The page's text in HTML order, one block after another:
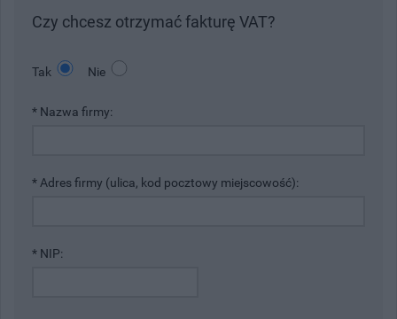
Czy chcesz otrzymać fakturę VAT?
Tak Nie
* Nazwa firmy:
* Adres firmy (ulica, kod pocztowy miejscowość):
* NIP: